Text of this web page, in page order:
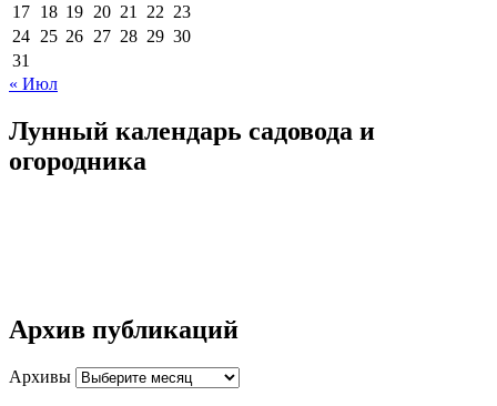
17 18 19 20 21 22 23
24 25 26 27 28 29 30
31
« Июл
Лунный календарь садовода и
огородника
Архив публикаций
Архивы